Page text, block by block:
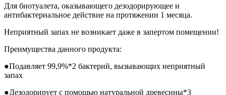
Для биотуалета, оказывающего дезодорирующее и
антибактериальное действие на протяжении 1 месяца.
Неприятный запах не возникает даже в запертом помещении!
Преимущества данного продукта:
●Подавляет 99,9%*2 бактерий, вызывающих неприятный
запах
●Дезодорирует с помощью натуральной древесины*3